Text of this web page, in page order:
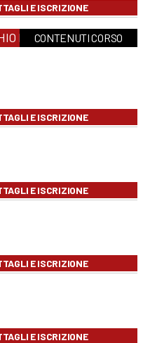
E ISCRIZIONE
BASSOCONTENUTI CORSO
E ISCRIZIONE
E ISCRIZIONE
E ISCRIZIONE
E ISCRIZIONE